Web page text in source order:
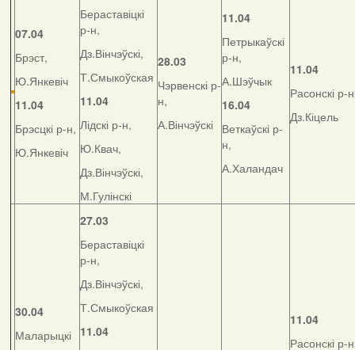
07.04
Брэст,
Ю.Янкевіч
11.04
Брэсцкі р-н,
Ю.Янкевіч
Бераставіцкі
р-н,
Дз.Вінчэўскі,
Т.Смыкоўская
11.04
Лідскі р-н,
Ю.Квач,
Дз.Вінчэўскі,
М.Гулінскі
28.03
Чэрвенскі р-
н,
А.Вінчэўскі
11.04
Петрыкаўскі
р-н,
А.Шэўчык
16.04
Веткаўскі р-
н,
А.Халандач
11.04
Расонскі р-
Дз.Кіцель
30.04
Маларыцкі
27.03
Бераставіцкі
р-н,
Дз.Вінчэўскі,
Т.Смыкоўская
11.04
11.04
Расонскі р-